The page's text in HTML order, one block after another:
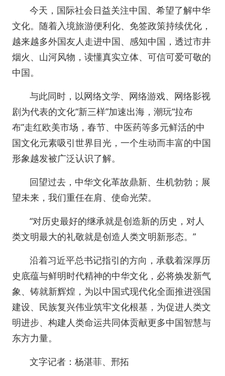
今天，国际社会日益关注中国、希望了解中华
文化。随着入境旅游便利化、免签政策持续优化，
越来越多外国友人走进中国、感知中国，透过市井
烟火、山河风物，读懂真实立体、可信可爱可敬的
中国。
与此同时，以网络文学、网络游戏、网络影视
剧为代表的文化“新三样”加速出海，潮玩“拉布
布”走红欧美市场，春节、中医药等多元鲜活的中
国文化元素吸引世界目光，一个生动而丰富的中国
形象越发被广泛认识了解。
回望过去，中华文化革故鼎新、生机勃勃；展
望未来，我们重任在肩、使命光荣。
“对历史最好的继承就是创造新的历史，对人
类文明最大的礼敬就是创造人类文明新形态。”
沿着习近平总书记指引的方向，承载着深厚历
史底蕴与鲜明时代精神的中华文化，必将焕发新气
象、铸就新辉煌，为以中国式现代化全面推进强国
建设、民族复兴伟业筑牢文化根基，为促进人类文
明进步、构建人类命运共同体贡献更多中国智慧与
东方力量。
文字记者：杨湛菲、邢拓